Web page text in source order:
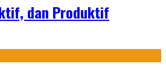
dan Produktif